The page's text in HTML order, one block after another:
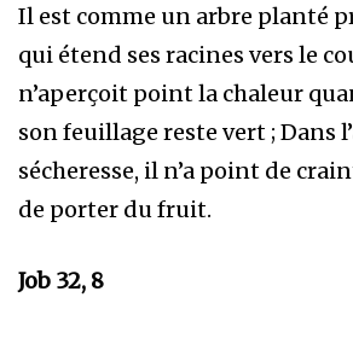
Il est comme un arbre planté
qui étend ses racines vers le
n’aperçoit point la chaleur
son feuillage reste vert ; Dans
sécheresse, il n’a point de
de porter du fruit.
Job 32, 8